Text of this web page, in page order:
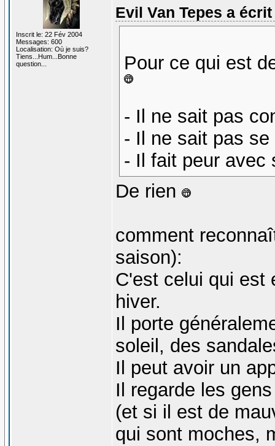
Inscrit le: 22 Fév 2004
Messages: 600
Localisation: Où je suis?
Tiens...Hum...Bonne
question...
Evil Van Tepes a
Pour ce qui est
- Il ne sait pas
- Il ne sait pas se
- Il fait peur avec
De rien
comment
saison):
C'est celui qui est
hiver.
Il porte
soleil, des
Il peut avoir un
Il regarde les
(et si il est de
qui sont moches,